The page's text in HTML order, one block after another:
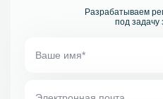
Разрабатываем
под задачу